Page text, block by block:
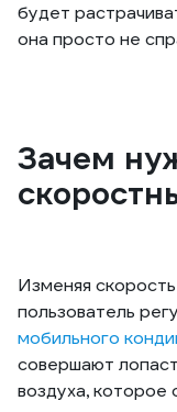
будет
она просто не
Зачем
Изменяя
пользователь
мобильного
совершают
воздуха, которое